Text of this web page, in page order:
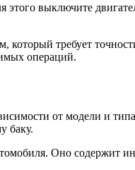
выключите
требует
операций.
от модели и
баку.
Оно